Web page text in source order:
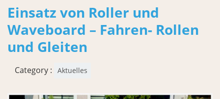
Einsatz von Roller und
Waveboard – Fahren- Rollen
und Gleiten
Category : Aktuelles